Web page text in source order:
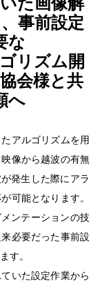
事前設定
な
リズム開
会様と共
へ
アルゴリズムを用
像から越波の有無
発生した際にアラ
可能となります。
ンテーションの技
必要だった事前設
す。
いた設定作業から